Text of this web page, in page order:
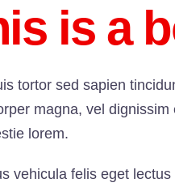
is a
tortor sed sapien
magna, vel
lorem.
vehicula felis eget